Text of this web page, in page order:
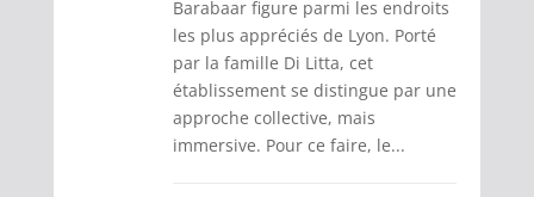
Barabaar figure parmi les endroits
les plus appréciés de Lyon. Porté
par la famille Di Litta, cet
établissement se distingue par une
approche collective, mais
immersive. Pour ce faire, le...